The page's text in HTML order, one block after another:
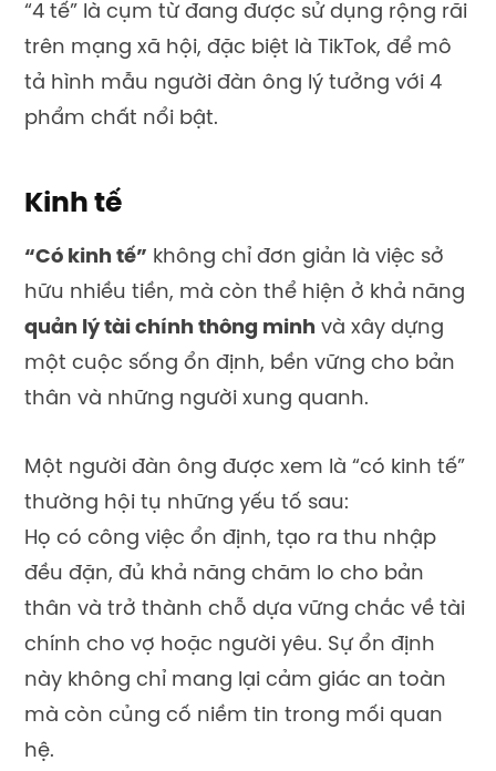
“4 tế” là cụm từ đang được sử dụng rộng rãi
trên mạng xã hội, đặc biệt là TikTok, để mô
tả hình mẫu người đàn ông lý tưởng với 4
phẩm chất nổi bật.
Kinh tế
“Có kinh tế” không chỉ đơn giản là việc sở
hữu nhiều tiền, mà còn thể hiện ở khả năng
quản lý tài chính thông minh và xây dựng
một cuộc sống ổn định, bền vững cho bản
thân và những người xung quanh.
Một người đàn ông được xem là “có kinh tế”
thường hội tụ những yếu tố sau:
Họ có công việc ổn định, tạo ra thu nhập
đều đặn, đủ khả năng chăm lo cho bản
thân và trở thành chỗ dựa vững chắc về tài
chính cho vợ hoặc người yêu. Sự ổn định
này không chỉ mang lại cảm giác an toàn
mà còn củng cố niềm tin trong mối quan
hệ.